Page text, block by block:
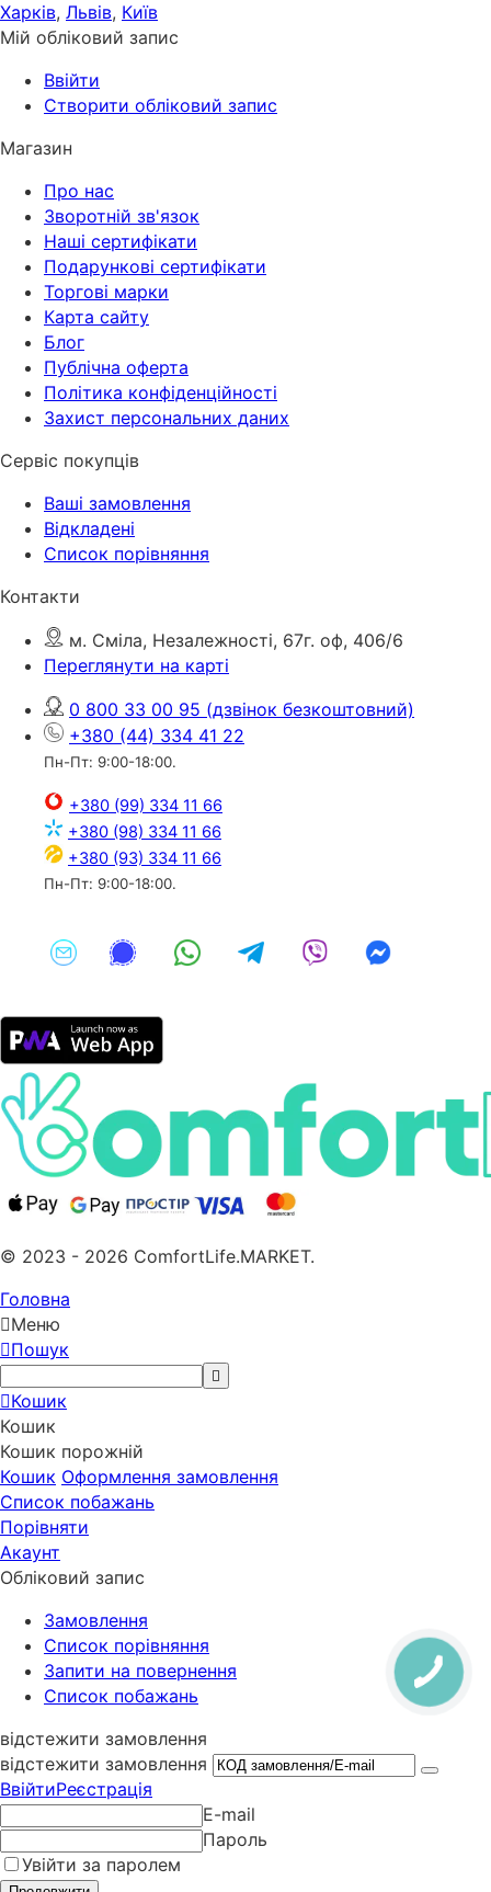
Харків, Львів, Київ
Мій обліковий запис
Ввійти
Створити обліковий запис
Магазин
Про нас
Зворотній зв'язок
Наші сертифікати
Подарункові сертифікати
Торгові марки
Карта сайту
Блог
Публічна оферта
Політика конфіденційності
Захист персональних даних
Сервіс покупців
Ваші замовлення
Відкладені
Список порівняння
Контакти
м. Сміла, Незалежності, 67г. оф, 406/6
Переглянути на карті
0 800 33 00 95 (дзвінок безкоштовний)
+380 (44) 334 41 22
Пн-Пт: 9:00-18:00.
+380 (99) 334 11 66
+380 (98) 334 11 66
+380 (93) 334 11 66
Пн-Пт: 9:00-18:00.
© 2023 - 2026 ComfortLife.MARKET.
Головна
Меню
Пошук
Кошик
Кошик
Кошик порожній
Кошик Оформлення замовлення
Список побажань
Порівняти
Акаунт
Обліковий запис
Замовлення
Cписок порівняння
Запити на повернення
Список побажань
відстежити замовлення
відстежити замовлення
ВвійтиРеєстрація
E-mail
Пароль
Увійти за паролем